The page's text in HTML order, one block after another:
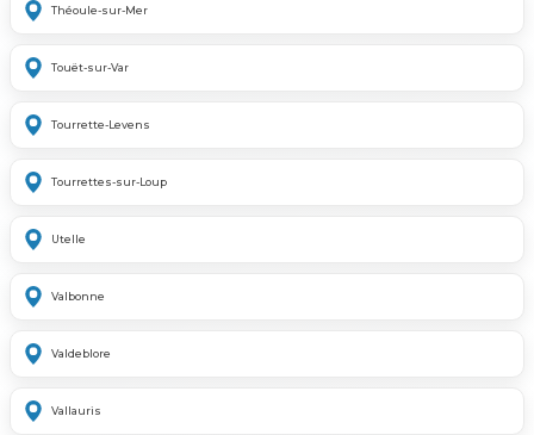
Théoule-sur-Mer
Touët-sur-Var
Tourrette-Levens
Tourrettes-sur-Loup
Utelle
Valbonne
Valdeblore
Vallauris